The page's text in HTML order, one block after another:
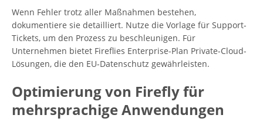
Wenn Fehler trotz aller Maßnahmen bestehen,
dokumentiere sie detailliert. Nutze die Vorlage für Support-
Tickets, um den Prozess zu beschleunigen. Für
Unternehmen bietet Fireflies Enterprise-Plan Private-Cloud-
Lösungen, die den EU-Datenschutz gewährleisten.
Optimierung von Firefly für
mehrsprachige Anwendungen